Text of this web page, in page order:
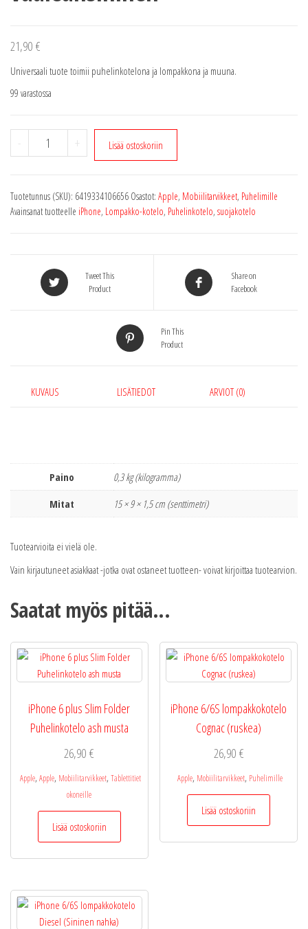
21,90 €
Universaali tuote toimii puhelinkotelona ja lompakkona ja muuna.
99 varastossa
-
Golla
wristlet
reef
vaaleansininen
+ Lisää ostoskoriin
Tuotetunnus (SKU): 6419334106656 Osastot: Apple, Mobiilitarvikkeet, Puhelimille
Avainsanat tuotteelle iPhone, Lompakko-kotelo, Puhelinkotelo, suojakotelo
Tweet This
Product
Share on
Facebook
Pin This
Product
KUVAUS LISÄTIEDOT ARVIOT (0)
Paino
0,3 kg (kilogramma)
Mitat
15 × 9 × 1,5 cm (senttimetri)
Tuotearvioita ei vielä ole.
Vain kirjautuneet asiakkaat -jotka ovat ostaneet tuotteen- voivat kirjoittaa tuotearvion.
Saatat myös pitää...
iPhone 6 plus Slim Folder
Puhelinkotelo ash musta
26,90€
Apple, Apple, Mobiilitarvikkeet, Tablettitiet
okoneille
Lisää ostoskoriin
iPhone 6/6S lompakkokotelo
Cognac (ruskea)
26,90 €
Apple, Mobiilitarvikkeet, Puhelimille
Lisää ostoskoriin